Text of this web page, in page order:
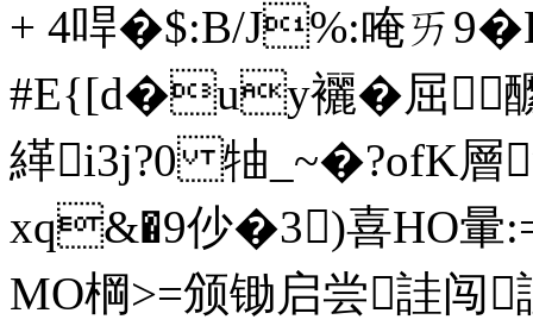
+ 4哻�$:B/J%:唵ㄞ
#E{[d�uy襹�屈
緙i3j?0 牰_~�?ofK層
xq&�9仯�3)喜HO暈
MO棡>=颁锄启尝詿闯